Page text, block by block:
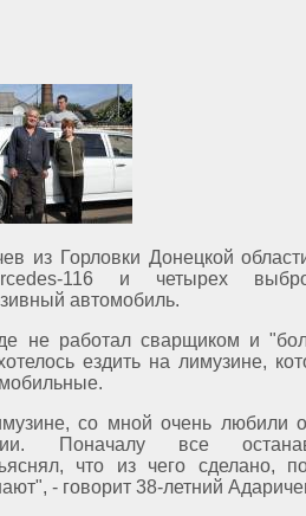
из Горловки Донецкой
116 и четырех
автомобиль.
не работал сварщиком и
ездить на лимузине,
со мной очень любили
Поначалу все
что из чего сделано,
- говорит 38-летний